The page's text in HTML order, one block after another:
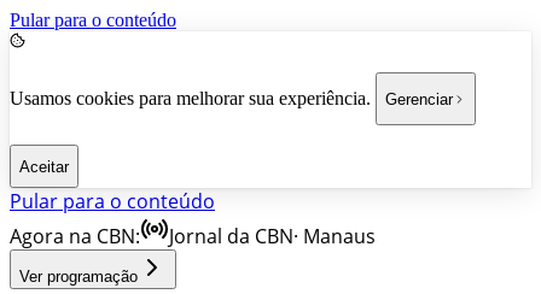
Pular para o conteúdo
Usamos cookies para melhorar sua experiência. Gerenciar
Aceitar
Pular para o conteúdo
Agora na CBN:
Jornal da CBN· Manaus
Ver programação